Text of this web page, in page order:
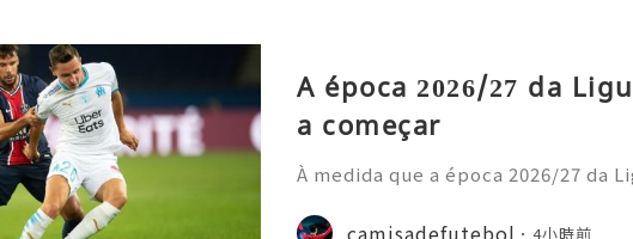
A época 2026/27 da
a começar
À medida que a época 2026/27 da
o prazo para o título. Os adeptos
camisadefutebol 4小時前